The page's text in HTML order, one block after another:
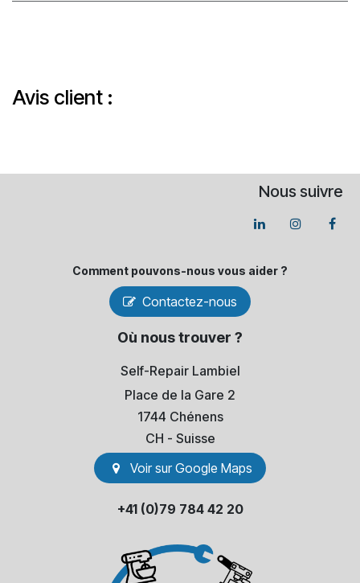
Avis client :
Nous suivre
Comment pouvons-​nous vous aider ?
Contactez-nous
Où nous trouver ?
Self-Repair Lambiel
Place de la Gare 2
1744 Chénens
​CH - Suisse
Voir sur Go​​ogle Maps
+41 (0)79 784 42 20